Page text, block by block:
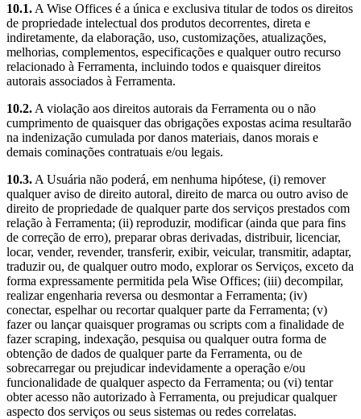
10.1. A Wise Offices é a única e exclusiva titular de todos os direitos
de propriedade intelectual dos produtos decorrentes, direta e
indiretamente, da elaboração, uso, customizações, atualizações,
melhorias, complementos, especificações e qualquer outro recurso
relacionado à Ferramenta, incluindo todos e quaisquer direitos
autorais associados à Ferramenta.
10.2. A violação aos direitos autorais da Ferramenta ou o não
cumprimento de quaisquer das obrigações expostas acima resultarão
na indenização cumulada por danos materiais, danos morais e
demais cominações contratuais e/ou legais.
10.3. A Usuária não poderá, em nenhuma hipótese, (i) remover
qualquer aviso de direito autoral, direito de marca ou outro aviso de
direito de propriedade de qualquer parte dos serviços prestados com
relação à Ferramenta; (ii) reproduzir, modificar (ainda que para fins
de correção de erro), preparar obras derivadas, distribuir, licenciar,
locar, vender, revender, transferir, exibir, veicular, transmitir, adaptar,
traduzir ou, de qualquer outro modo, explorar os Serviços, exceto da
forma expressamente permitida pela Wise Offices; (iii) decompilar,
realizar engenharia reversa ou desmontar a Ferramenta; (iv)
conectar, espelhar ou recortar qualquer parte da Ferramenta; (v)
fazer ou lançar quaisquer programas ou scripts com a finalidade de
fazer scraping, indexação, pesquisa ou qualquer outra forma de
obtenção de dados de qualquer parte da Ferramenta, ou de
sobrecarregar ou prejudicar indevidamente a operação e/ou
funcionalidade de qualquer aspecto da Ferramenta; ou (vi) tentar
obter acesso não autorizado à Ferramenta, ou prejudicar qualquer
aspecto dos serviços ou seus sistemas ou redes correlatas.